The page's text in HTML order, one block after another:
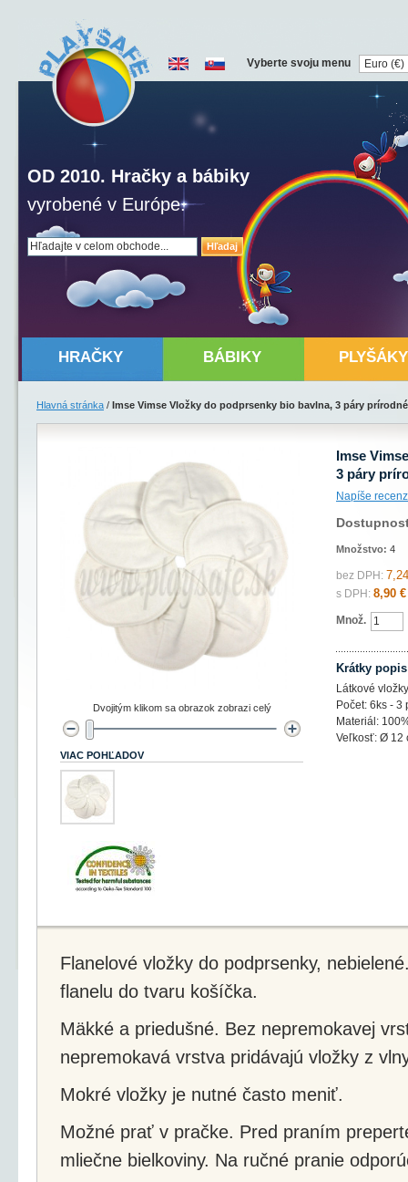
Hľadaj
OD 2010. Hračky a bábiky
vyrobené v Európe.
Vyberte svoju menu
HRAČKY BÁBIKY PLYŠÁKY
Hlavná stránka / Imse Vimse Vložky do podprsenky bio bavlna, 3 páry prírodné
Imse
3 páry
Napíše
Množstvo: 4
bez DPH:
s DPH: 8,90 €
Množ.
Krátky popis
Látkové
Počet: 6ks - 3
Materiál:
Veľkosť: Ø 12
Dvojitým klikom sa obrazok zobrazi celý
VIAC POHĽADOV
Flanelové vložky do podprsenky,
flanelu do tvaru košíčka.
Mäkké a priedušné. Bez nepremokavej
nepremokavá vrstva pridávajú vložky z
Mokré vložky je nutné často meniť.
Možné prať v pračke. Pred praním
mliečne bielkoviny. Na ručné pranie